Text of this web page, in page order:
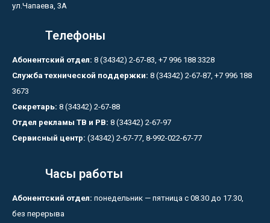
ул.Чапаева, 3А
Телефоны
Абонентский отдел: 8 (34342) 2-67-83, +7 996 188 3328
Служба технической поддержки: 8 (34342) 2-67-87, +7 996 188
3673
Секретарь: 8 (34342) 2-67-88
Отдел рекламы ТВ и РВ: 8 (34342) 2-67-97
Сервисный центр: (34342) 2-67-77, 8-992-022-67-77
Часы работы
Абонентский отдел: понедельник — пятница с 08.30 до 17.30,
без перерыва